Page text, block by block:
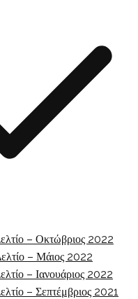
– Οκτώβριος 2022
– Μάιος 2022
– Ιανουάριος 2022
– Σεπτέμβριος 2021